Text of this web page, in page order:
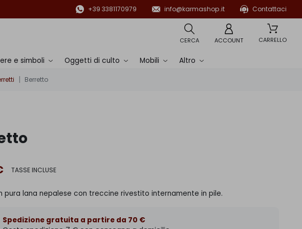
+39 3381170979 info@karmashop.it Contattaci
CERCA ACCOUNT CARRELLO
e simboli Oggetti di culto Mobili Altro
Berretto
TASSE INCLUSE
pura lana nepalese con treccine rivestito internamente in pile.
Spedizione gratuita a partire da 70 €